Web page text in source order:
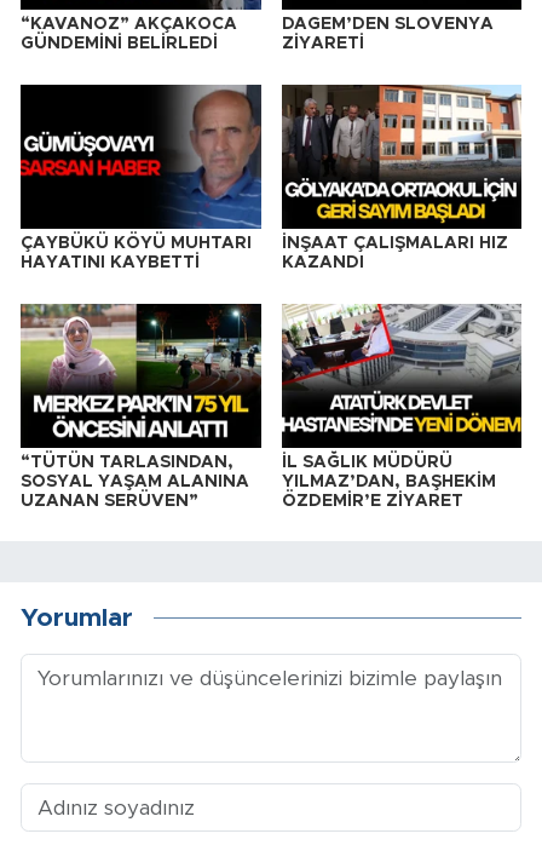
“KAVANOZ” AKÇAKOCA
GÜNDEMİNİ BELİRLEDİ
DAGEM’DEN SLOVENYA
ZİYARETİ
ÇAYBÜKÜ KÖYÜ MUHTARI
HAYATINI KAYBETTİ
İNŞAAT ÇALIŞMALARI HIZ
KAZANDI
“TÜTÜN TARLASINDAN,
SOSYAL YAŞAM ALANINA
UZANAN SERÜVEN”
İL SAĞLIK MÜDÜRÜ
YILMAZ’DAN, BAŞHEKİM
ÖZDEMİR’E ZİYARET
Yorumlar